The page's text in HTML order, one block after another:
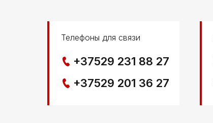
Телефоны для связи
+37529 231 88 27
+37529 201 36 27